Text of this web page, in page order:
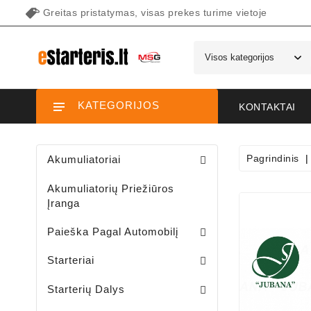
Greitas pristatymas, visas prekes turime vietoje
KONTAKTAI
KATEGORIJOS
Akumuliatoriai
Akumuliatorių Priežiūros
Įranga
Paieška Pagal Automobilį
Starteriai
Starterių Dalys
Pagrindinis